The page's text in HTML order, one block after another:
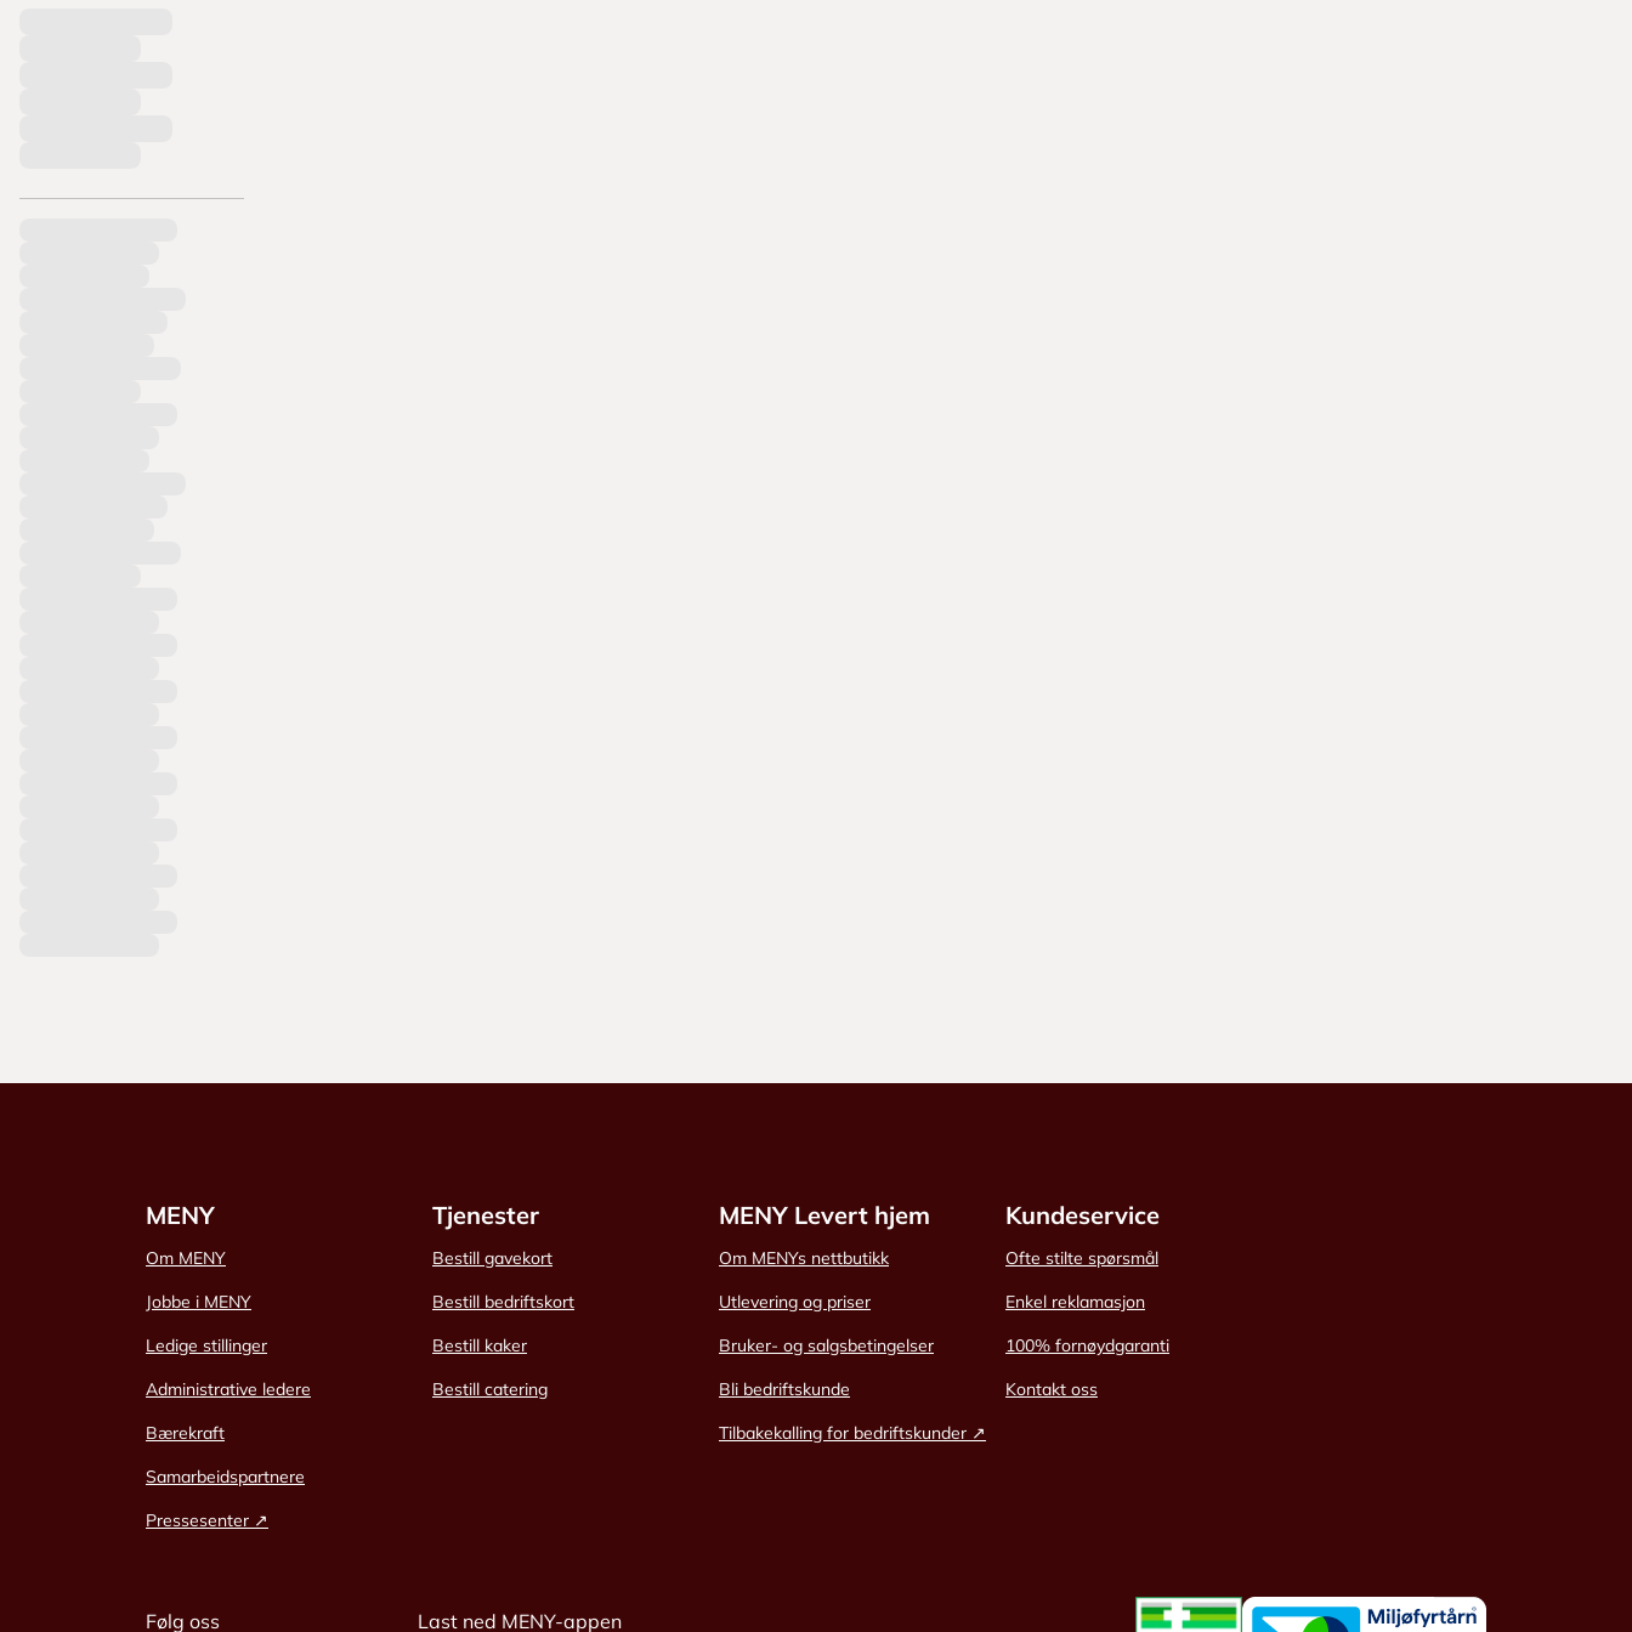
MENY
Om MENY
Jobbe i MENY
Ledige stillinger
Administrative ledere
Bærekraft
Samarbeidspartnere
Pressesenter ↗
Tjenester
Bestill gavekort
Bestill bedriftskort
Bestill kaker
Bestill catering
MENY Levert hjem
Om MENYs nettbutikk
Utlevering og priser
Bruker- og salgsbetingelser
Bli bedriftskunde
Tilbakekalling for bedriftskunder ↗
Kundeservice
Ofte stilte spørsmål
Enkel reklamasjon
100% fornøydgaranti
Kontakt oss
Følg oss Last ned MENY-appen